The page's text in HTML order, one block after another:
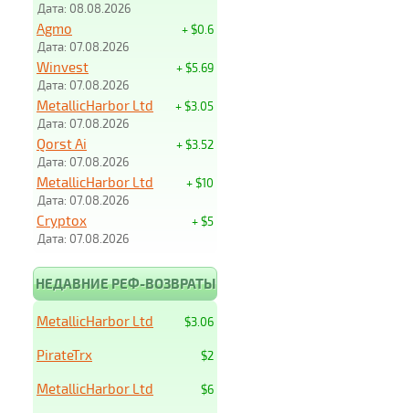
Дата: 08.08.2026
+ $0.6
Agmo
Дата: 07.08.2026
+ $5.69
Winvest
Дата: 07.08.2026
+ $3.05
MetallicHarbor Ltd
Дата: 07.08.2026
+ $3.52
Qorst Ai
Дата: 07.08.2026
+ $10
MetallicHarbor Ltd
Дата: 07.08.2026
+ $5
Cryptox
Дата: 07.08.2026
НЕДАВНИЕ РЕФ-ВОЗВРАТЫ
$3.06
MetallicHarbor Ltd
$2
PirateTrx
$6
MetallicHarbor Ltd